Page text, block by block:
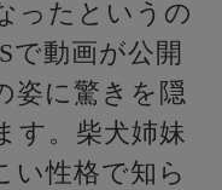
ったというの
で動画が公開
姿に驚きを隠
す。柴犬姉妹
い性格で知ら